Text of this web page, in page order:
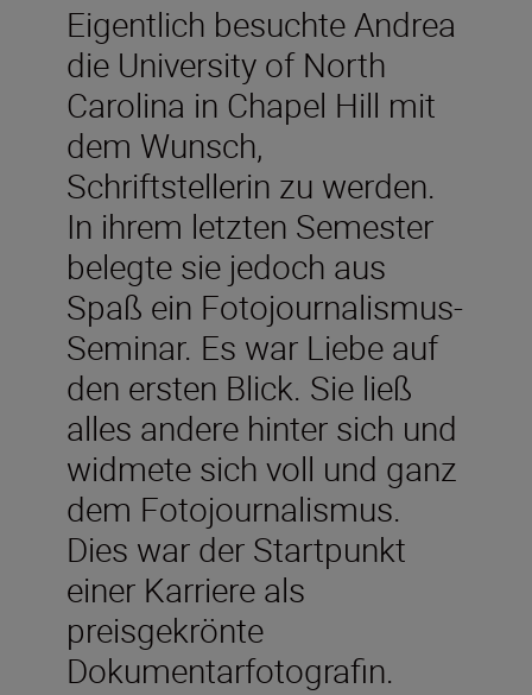
Eigentlich besuchte Andrea
die University of North
Carolina in Chapel Hill mit
dem Wunsch,
Schriftstellerin zu werden.
In ihrem letzten Semester
belegte sie jedoch aus
Spaß ein Fotojournalismus-
Seminar. Es war Liebe auf
den ersten Blick. Sie ließ
alles andere hinter sich und
widmete sich voll und ganz
dem Fotojournalismus.
Dies war der Startpunkt
einer Karriere als
preisgekrönte
Dokumentarfotografin.